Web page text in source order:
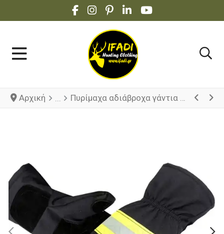
FACEBOOK SOCIAL LINK
INSTAGRAM SOCIAL LINK
PINTEREST SOCIAL LINK
LINKEDIN SOCIAL LINK
YOUTUBE SOCIAL
Αρχική Πυρίμαχα αδιάβροχα γάντια Πυροσβεστών